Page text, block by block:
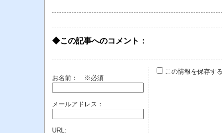
◆この記事へのコメント：
お名前： ※必須
メールアドレス：
URL:
この情報を保存す